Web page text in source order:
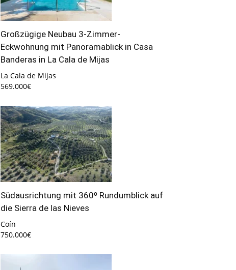
Großzügige Neubau 3-Zimmer-
Eckwohnung mit Panoramablick in Casa
Banderas in La Cala de Mijas
La Cala de Mijas
569.000€
Südausrichtung mit 360º Rundumblick auf
die Sierra de las Nieves
Coín
750.000€